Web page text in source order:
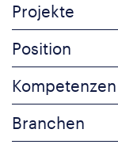
Projekte
Position
Kompetenzen
Branchen